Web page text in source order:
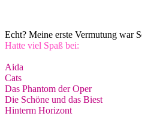
Echt? Meine erste Vermutung war
Hatte viel Spaß bei:
Aida
Cats
Das Phantom der Oper
Die Schöne und das Biest
Hinterm Horizont